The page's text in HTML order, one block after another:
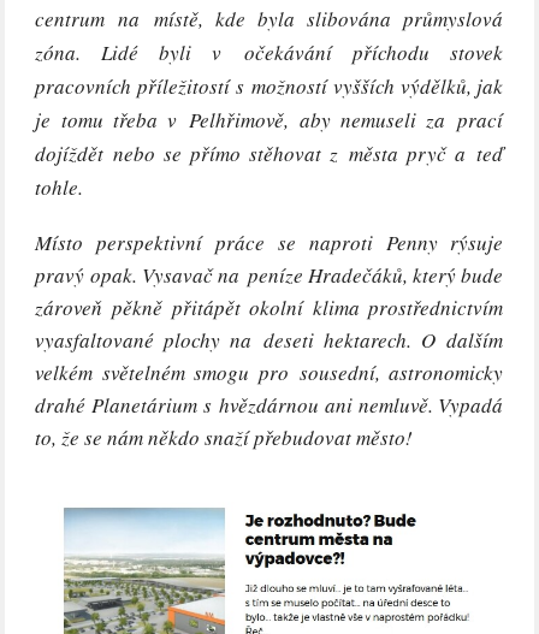
centrum na místě, kde byla slibována průmyslová
zóna. Lidé byli v očekávání příchodu stovek
pracovních příležitostí s možností vyšších výdělků, jak
je tomu třeba v Pelhřimově, aby nemuseli za prací
dojíždět nebo se přímo stěhovat z města pryč a teď
tohle.
Místo perspektivní práce se naproti Penny rýsuje
pravý opak. Vysavač na peníze Hradečáků, který bude
zároveň pěkně přitápět okolní klima prostřednictvím
vyasfaltované plochy na deseti hektarech. O dalším
velkém světelném smogu pro sousední, astronomicky
drahé Planetárium s hvězdárnou ani nemluvě. Vypadá
to, že se nám někdo snaží přebudovat město!